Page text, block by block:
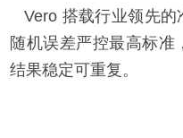
Vero 搭载行业领先的
随机误差严控最高标准
结果稳定可重复。